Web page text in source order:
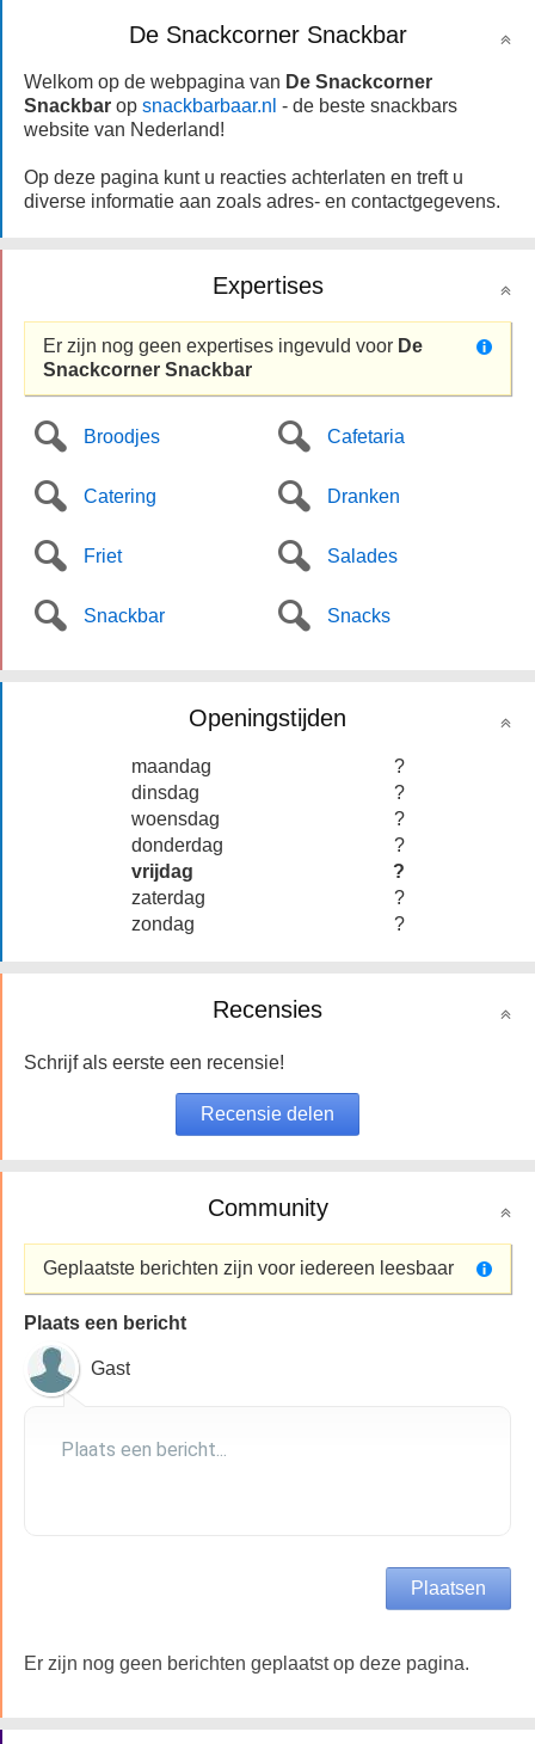
De Snackcorner Snackbar
Welkom op de webpagina van De Snackcorner
Snackbar op snackbarbaar.nl - de beste snackbars
website van Nederland!
Op deze pagina kunt u reacties achterlaten en treft u
diverse informatie aan zoals adres- en contactgegevens.
Expertises
Er zijn nog geen expertises ingevuld voor De
Snackcorner Snackbar
Broodjes Cafetaria
Catering Dranken
Friet Salades
Snackbar Snacks
Openingstijden
maandag
?
dinsdag
?
woensdag
?
donderdag
?
vrijdag
?
zaterdag
?
zondag
?
Recensies
Schrijf als eerste een recensie!
Community
Geplaatste berichten zijn voor iedereen leesbaar
Plaats een bericht
Gast
Er zijn nog geen berichten geplaatst op deze pagina.